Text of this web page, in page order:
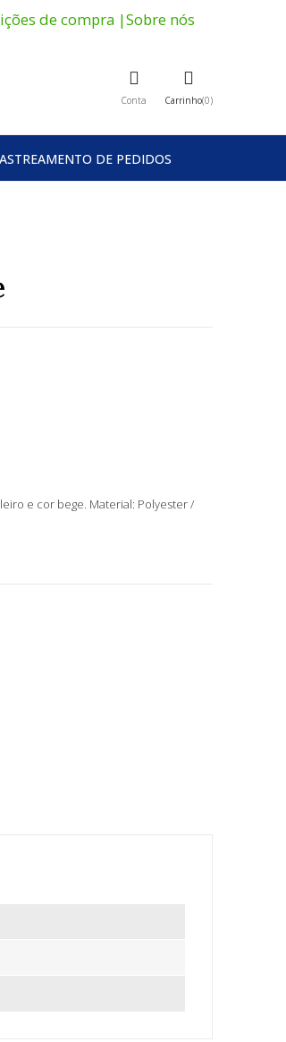
de compra |Sobre nós
Conta Carrinho 0
DE PEDIDOS
e cor bege. Material: Polyester /